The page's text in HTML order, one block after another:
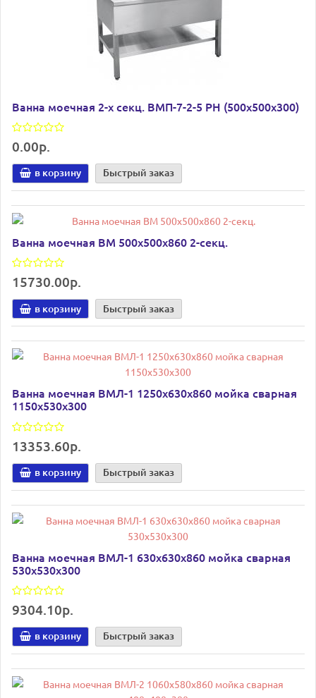
Ванна моечная 2-х секц. ВМП-7-2-5 РН (500х500х300)
0.00р.
в корзину Быстрый заказ
Ванна моечная ВМ 500х500х860 2-секц.
15730.00р.
в корзину Быстрый заказ
Ванна моечная ВМЛ-1 1250х630х860 мойка сварная
1150х530х300
13353.60р.
в корзину Быстрый заказ
Ванна моечная ВМЛ-1 630х630х860 мойка сварная
530х530х300
9304.10р.
в корзину Быстрый заказ